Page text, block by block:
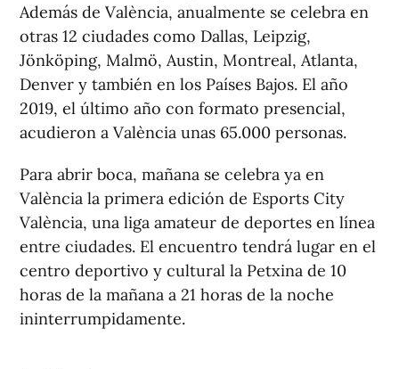
Además de València, anualmente se celebra en
otras 12 ciudades como Dallas, Leipzig,
Jönköping, Malmö, Austin, Montreal, Atlanta,
Denver y también en los Países Bajos. El año
2019, el último año con formato presencial,
acudieron a València unas 65.000 personas.
Para abrir boca, mañana se celebra ya en
València la primera edición de Esports City
València, una liga amateur de deportes en línea
entre ciudades. El encuentro tendrá lugar en el
centro deportivo y cultural la Petxina de 10
horas de la mañana a 21 horas de la noche
ininterrumpidamente.